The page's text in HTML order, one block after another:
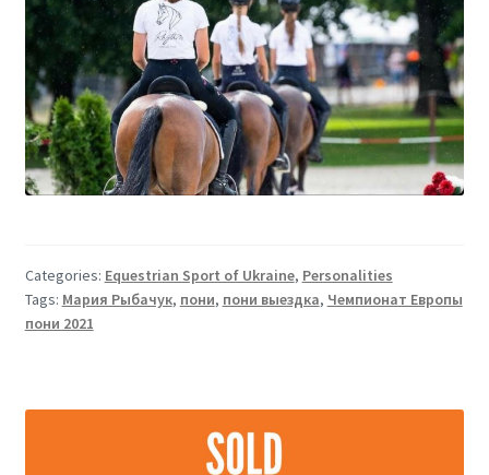
Categories: Equestrian Sport of Ukraine, Personalities
Tags: Мария Рыбачук, пони, пони выездка, Чемпионат Европы
пони 2021